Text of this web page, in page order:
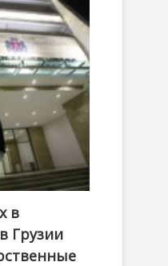
o
n
в
Грузии